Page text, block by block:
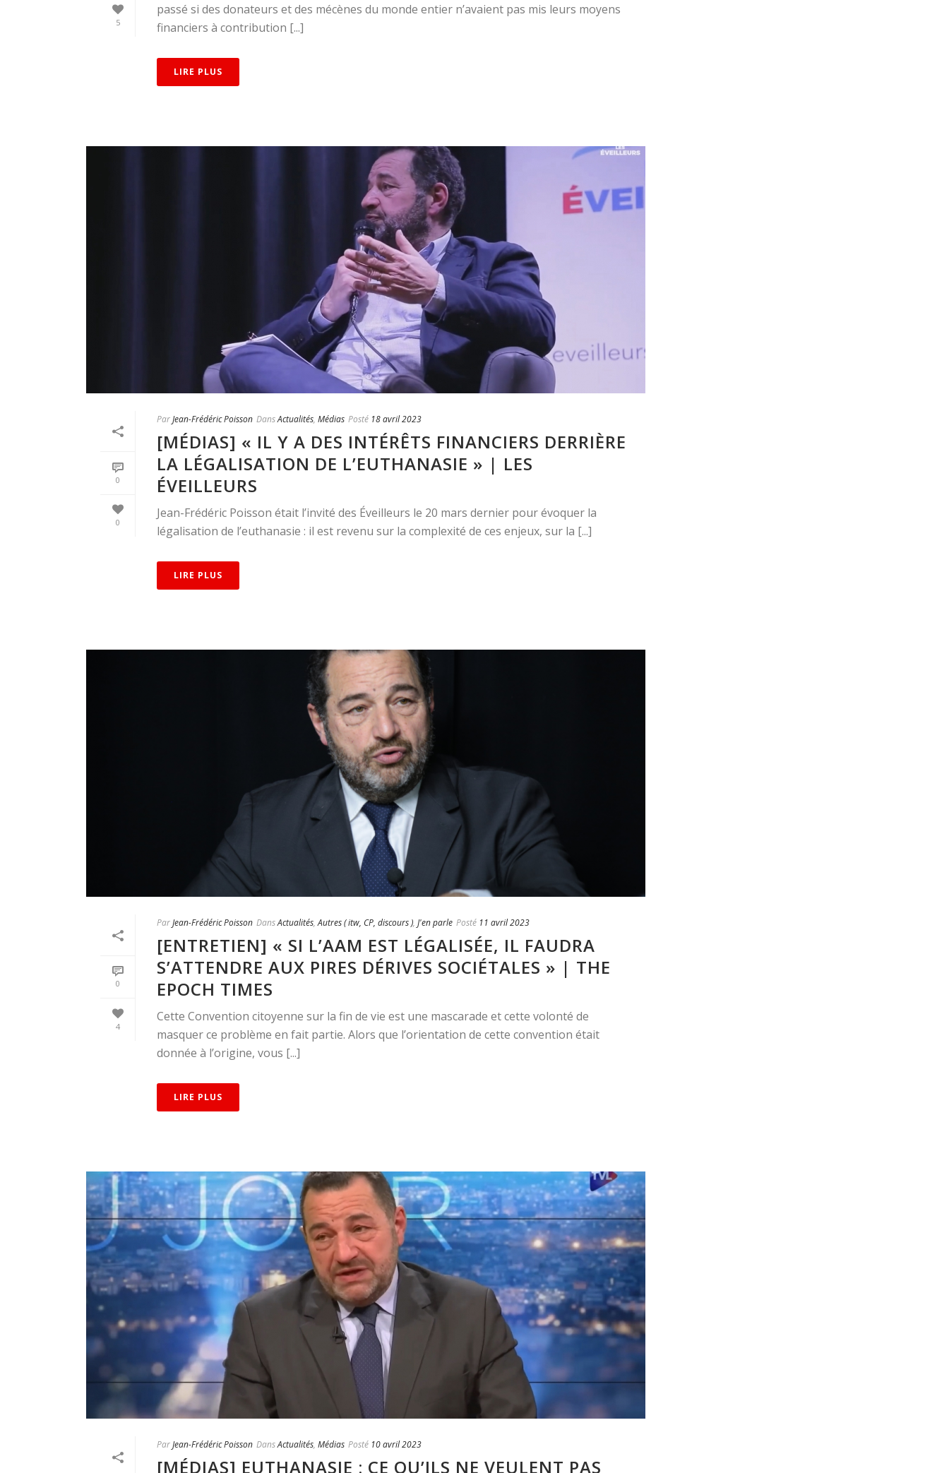
5
passé si des donateurs et des mécènes du monde entier n’avaient pas mis leurs moyens
financiers à contribution [...]
LIRE PLUS
0
0
ParJean-Frédéric Poisson DansActualités, Médias Posté 18 avril 2023
[MÉDIAS] « IL Y A DES INTÉRÊTS FINANCIERS DERRIÈRE
LA LÉGALISATION DE L’EUTHANASIE » | LES
ÉVEILLEURS
Jean-Frédéric Poisson était l’invité des Éveilleurs le 20 mars dernier pour évoquer la
légalisation de l’euthanasie : il est revenu sur la complexité de ces enjeux, sur la [...]
LIRE PLUS
0
4
ParJean-Frédéric Poisson DansActualités,Autres ( itw, CP, discours ), J'en parle Posté 11 avril 2023
[ENTRETIEN] « SI L’AAM EST LÉGALISÉE, IL FAUDRA
S’ATTENDRE AUX PIRES DÉRIVES SOCIÉTALES » | THE
EPOCH TIMES
Cette Convention citoyenne sur la fin de vie est une mascarade et cette volonté de
masquer ce problème en fait partie. Alors que l’orientation de cette convention était
donnée à l’origine, vous [...]
LIRE PLUS
ParJean-Frédéric Poisson DansActualités, Médias Posté 10 avril 2023
[MÉDIAS] EUTHANASIE : CE QU’ILS NE VEULENT PAS